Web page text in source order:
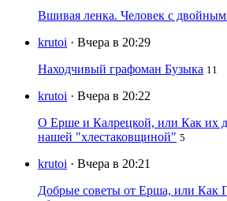
Вшивая ленка. Человек с
krutoi · Вчера в 20:29
Находчивый графоман Бузыка 11
krutoi · Вчера в 20:22
О Ерше и Калрецкой, или Как их
нашей "хлестаковщиной" 5
krutoi · Вчера в 20:21
Добрые советы от Ерша, или Как